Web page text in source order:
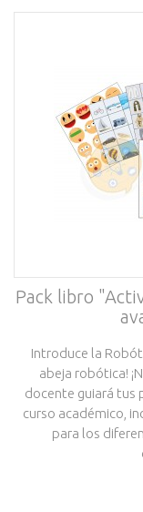
Pack libro
Introduce la
abeja robótica!
docente guiará tus
curso académico,
para los